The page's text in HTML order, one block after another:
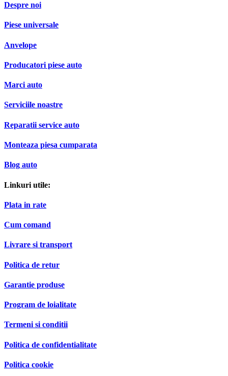
Despre noi
Piese universale
Anvelope
Producatori piese auto
Marci auto
Serviciile noastre
Reparatii service auto
Monteaza piesa cumparata
Blog auto
Linkuri utile:
Plata in rate
Cum comand
Livrare si transport
Politica de retur
Garantie produse
Program de loialitate
Termeni si conditii
Politica de confidentialitate
Politica cookie